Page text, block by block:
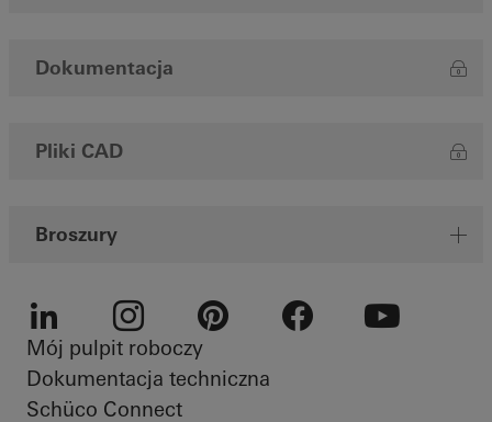
Dokumentacja
Pliki CAD
Broszury
LinkedIn Instagram Pinterest
Mój pulpit roboczy
Dokumentacja techniczna
Schüco Connect